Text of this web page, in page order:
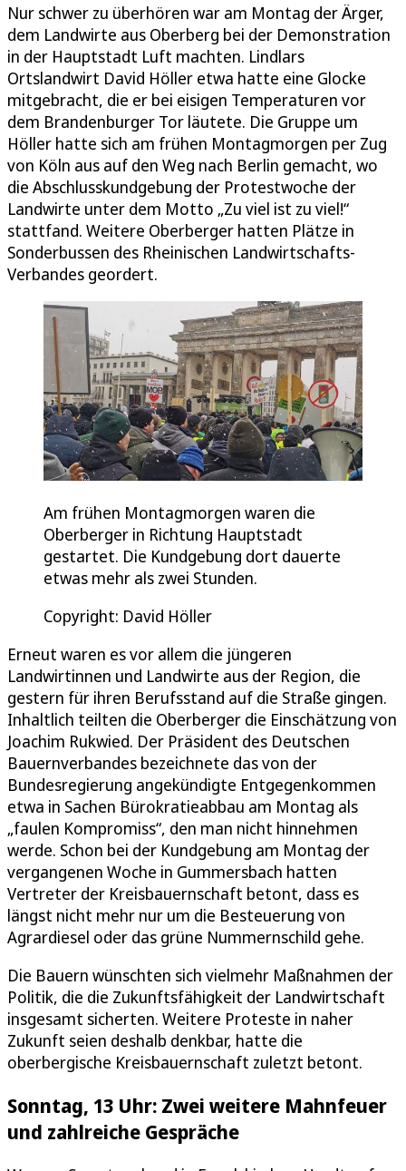
Nur schwer zu überhören war am Montag der Ärger,
dem Landwirte aus Oberberg bei der Demonstration
in der Hauptstadt Luft machten. Lindlars
Ortslandwirt David Höller etwa hatte eine Glocke
mitgebracht, die er bei eisigen Temperaturen vor
dem Brandenburger Tor läutete. Die Gruppe um
Höller hatte sich am frühen Montagmorgen per Zug
von Köln aus auf den Weg nach Berlin gemacht, wo
die Abschlusskundgebung der Protestwoche der
Landwirte unter dem Motto „Zu viel ist zu viel!“
stattfand. Weitere Oberberger hatten Plätze in
Sonderbussen des Rheinischen Landwirtschafts-
Verbandes geordert.
Am frühen Montagmorgen waren die
Oberberger in Richtung Hauptstadt
gestartet. Die Kundgebung dort dauerte
etwas mehr als zwei Stunden.
Copyright: David Höller
Erneut waren es vor allem die jüngeren
Landwirtinnen und Landwirte aus der Region, die
gestern für ihren Berufsstand auf die Straße gingen.
Inhaltlich teilten die Oberberger die Einschätzung von
Joachim Rukwied. Der Präsident des Deutschen
Bauernverbandes bezeichnete das von der
Bundesregierung angekündigte Entgegenkommen
etwa in Sachen Bürokratieabbau am Montag als
„faulen Kompromiss“, den man nicht hinnehmen
werde. Schon bei der Kundgebung am Montag der
vergangenen Woche in Gummersbach hatten
Vertreter der Kreisbauernschaft betont, dass es
längst nicht mehr nur um die Besteuerung von
Agrardiesel oder das grüne Nummernschild gehe.
Die Bauern wünschten sich vielmehr Maßnahmen der
Politik, die die Zukunftsfähigkeit der Landwirtschaft
insgesamt sicherten. Weitere Proteste in naher
Zukunft seien deshalb denkbar, hatte die
oberbergische Kreisbauernschaft zuletzt betont.
Sonntag, 13 Uhr: Zwei weitere Mahnfeuer
und zahlreiche Gespräche